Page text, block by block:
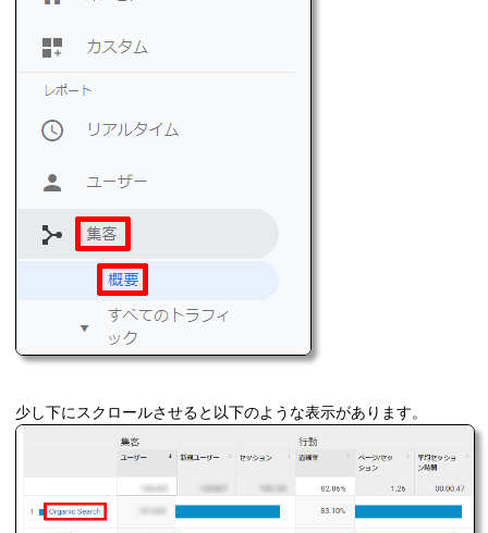
少し下にスクロールさせると以下のような表示があります。